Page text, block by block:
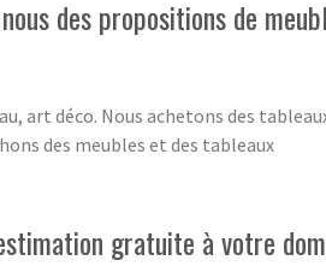
des propositions de
art déco. Nous achetons des
des meubles et des tableaux
gratuite à votre